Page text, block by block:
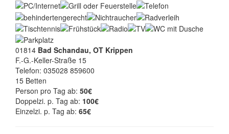
01814 Bad Schandau, OT Krippen
F.-G.-Keller-Straße 15
Telefon: 035028 859600
15 Betten
Person pro Tag ab: 50€
Doppelzi. p. Tag ab: 100€
Einzelzi. p. Tag ab: 65€